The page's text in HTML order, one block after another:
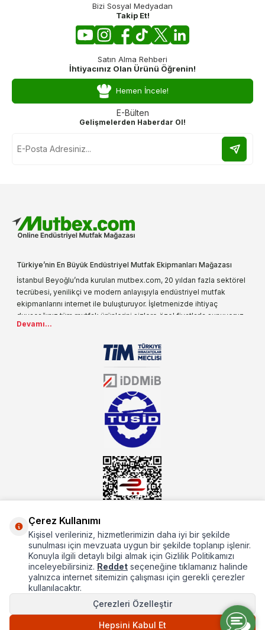
Bizi Sosyal Medyadan
Takip Et!
Satın Alma Rehberi
İhtiyacınız Olan Ürünü Öğrenin!
Hemen İncele!
E-Bülten
Gelişmelerden Haberdar Ol!
Türkiye’nin En Büyük Endüstriyel Mutfak Ekipmanları Mağazası
İstanbul Beyoğlu’nda kurulan mutbex.com, 20 yıldan fazla sektörel
tecrübesi, yenilikçi ve modern anlayışıyla endüstriyel mutfak
ekipmanlarını internet ile buluşturuyor. İşletmenizde ihtiyaç
duyacağınız tüm mutfak ürünlerini sizlere özel fiyatlarla sunuyoruz.
Endüstriyel mutfak malzemesi deyince akla gelen ilk adreslerden
sektörün farklı alanlarında da faliyet gösteren mutbex.com,
Öztiryakiler resmi bayisidir. Öztiryakiler ürünleri üzerinde büyük bir
donanıma sahip ekibi ile müşterilerine koşulsuz destek sunan
mutbex.com ile endüstriyel mutfak malzemeleri konusunda
alacağınız hizmet standartların her zaman üstünde olacaktır.
Devamı...
Hakkımızda
Hızlı Erişim
Popüler Kategoriler
Çerez Kullanımı
Kişisel verileriniz, hizmetlerimizin daha iyi bir şekilde
sunulması için mevzuata uygun bir şekilde toplanıp işlenir.
Konuyla ilgili detaylı bilgi almak için Gizlilik Politikamızı
inceleyebilirsiniz. Reddet seçeneğine tıklamanız halinde
yalnızca internet sitemizin çalışması için gerekli çerezler
kullanılacaktır.
Çerezleri Özelleştir
Hepsini Kabul Et